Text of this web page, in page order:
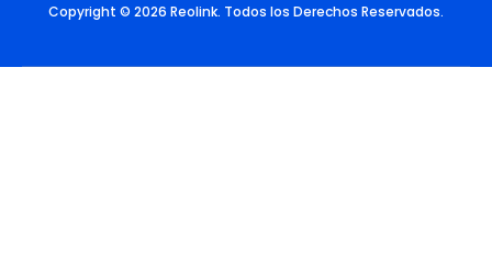
Copyright © 2026 Reolink. Todos los Derechos Reservados.